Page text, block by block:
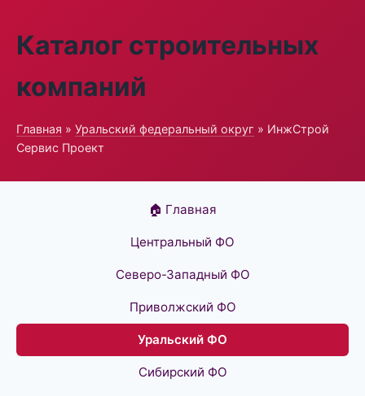
Каталог строительных
компаний
Главная » Уральский федеральный округ » ИнжСтрой
Сервис Проект
🏠 Главная
Центральный ФО
Северо-Западный ФО
Приволжский ФО
Уральский ФО
Сибирский ФО